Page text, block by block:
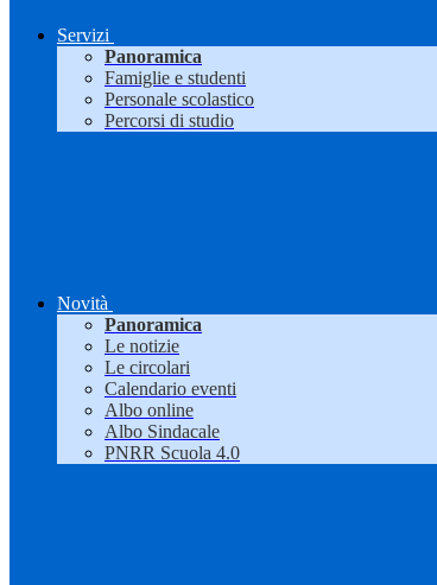
Servizi
Panoramica
Famiglie e studenti
Personale scolastico
Percorsi di studio
Novità
Panoramica
Le notizie
Le circolari
Calendario eventi
Albo online
Albo Sindacale
PNRR Scuola 4.0